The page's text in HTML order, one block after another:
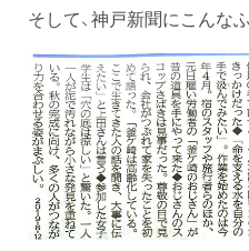
そして、神戸新聞にこんな